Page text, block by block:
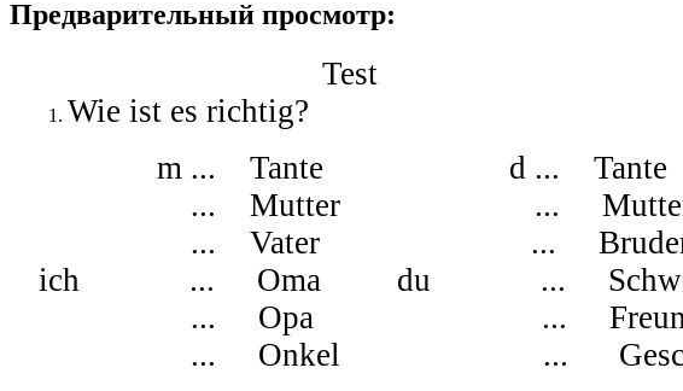
Предварительный просмотр:
Test
Wie ist es richtig?
m ... Tante d ... Tante
... Mutter ...
... Vater ...
ich ... Oma du ...
... Opa ...
... Onkel ...